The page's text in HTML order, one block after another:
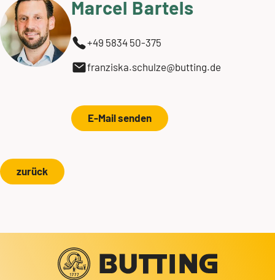
Marcel Bartels
+49 5834 50-375
franziska.schulze@butting.de
E-Mail senden
zurück
info@butting.de